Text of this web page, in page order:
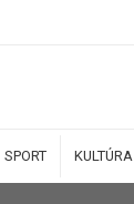
SPORT KULTÚRA